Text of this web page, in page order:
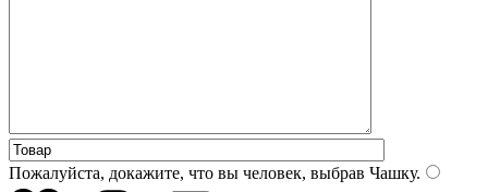
Пожалуйста, докажите, что вы человек, выбрав Чашку.